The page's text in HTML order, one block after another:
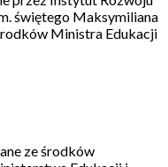
świętego Maksymiliana
Ministra Edukacji
ze środków